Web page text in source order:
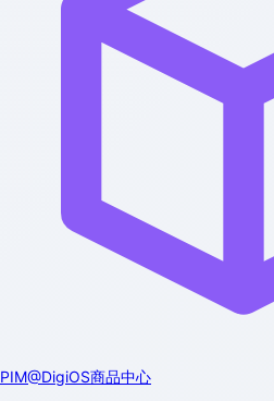
PIM@DigiOS商品中心